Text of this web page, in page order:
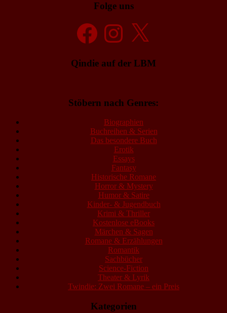
Folge uns
FacebookInstagramX
Qindie auf der LBM
Stöbern nach Genres:
Biographien
Buchreihen & Serien
Das besondere Buch
Erotik
Essays
Fantasy
Historische Romane
Horror & Mystery
Humor & Satire
Kinder- & Jugendbuch
Krimi & Thriller
Kostenlose eBooks
Märchen & Sagen
Romane & Erzählungen
Romantik
Sachbücher
Science-Fiction
Theater & Lyrik
Twindie: Zwei Romane – ein Preis
Kategorien